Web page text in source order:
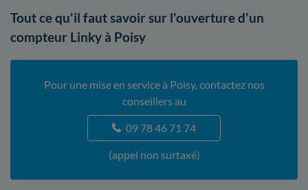
Tout ce qu'il faut savoir sur l'ouverture d'un
compteur Linky à Poisy
Pour une mise en service à Poisy, contactez nos
conseillers au
09 78 46 71 74
(appel non surtaxé)